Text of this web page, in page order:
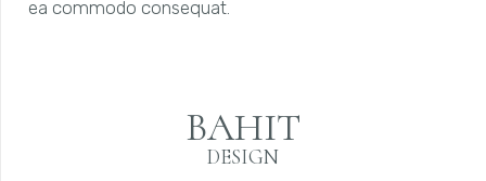
ea commodo consequat.
BAHIT
DESIGN